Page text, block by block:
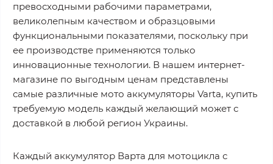
превосходными рабочими параметрами,
великолепным качеством и образцовыми
функциональными показателями, поскольку при
ее производстве применяются только
инновационные технологии. В нашем интернет-
магазине по выгодным ценам представлены
самые различные мото аккумуляторы Varta, купить
требуемую модель каждый желающий может с
доставкой в любой регион Украины.
Каждый аккумулятор Варта для мотоцикла с